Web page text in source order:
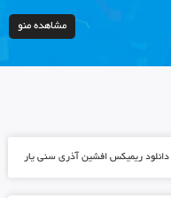
مشاهده منو
دانلود ریمیکس افشین آذری سنی یار